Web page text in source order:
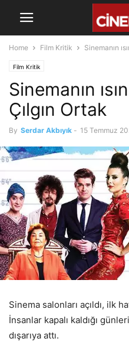
Home Film Kritik Sinemanın
Film Kritik
Sinemanın
Çılgın Ortak
By Serdar Akbıyık - 15 Temmuz
Sinema salonları açıldı, ilk
İnsanlar kapalı kaldığı
dışarıya attı.